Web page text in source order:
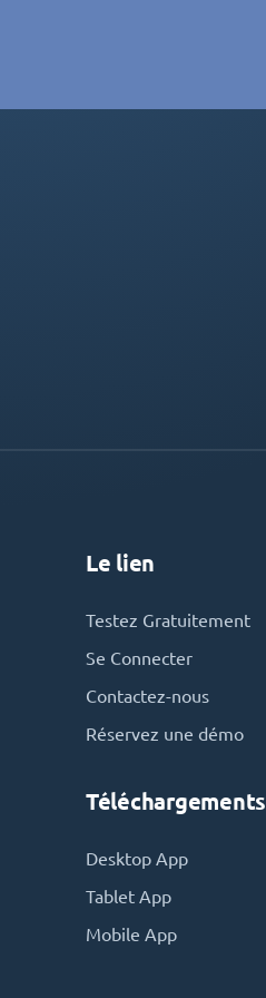
Le lien
Testez Gratuitement
Se Connecter
Contactez-nous
Réservez une démo
Téléchargements
Desktop App
Tablet App
Mobile App